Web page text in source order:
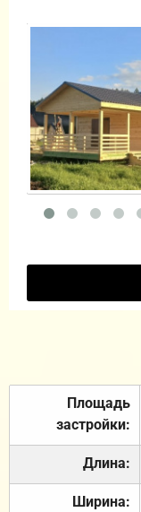
Площадь
застройки:
Длина:
Ширина: